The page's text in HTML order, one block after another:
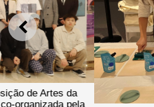
ANTERIOR